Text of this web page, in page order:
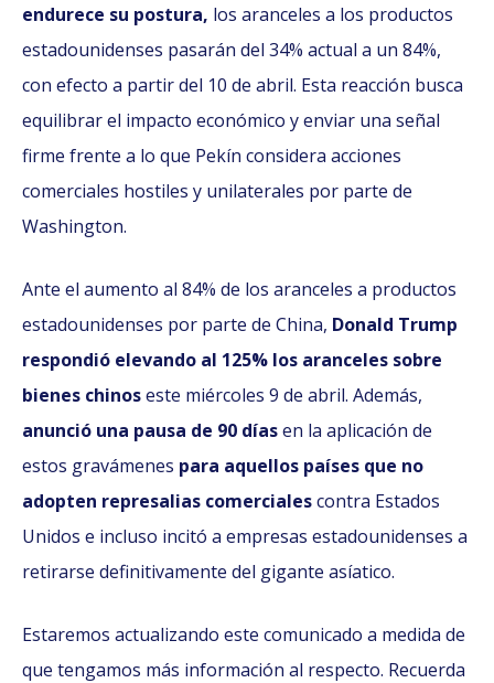
endurece su postura, los aranceles a los productos
estadounidenses pasarán del 34% actual a un 84%,
con efecto a partir del 10 de abril. Esta reacción busca
equilibrar el impacto económico y enviar una señal
firme frente a lo que Pekín considera acciones
comerciales hostiles y unilaterales por parte de
Washington.
Ante el aumento al 84% de los aranceles a productos
estadounidenses por parte de China, Donald Trump
respondió elevando al 125% los aranceles sobre
bienes chinoseste miércoles 9 de abril. Además,
anunció una pausa de 90 díasen la aplicación de
estos gravámenes para aquellos países que no
adopten represalias comercialescontra Estados
Unidos e incluso incitó a empresas estadounidenses a
retirarse definitivamente del gigante asíatico.
Estaremos actualizando este comunicado a medida de
que tengamos más información al respecto. Recuerda